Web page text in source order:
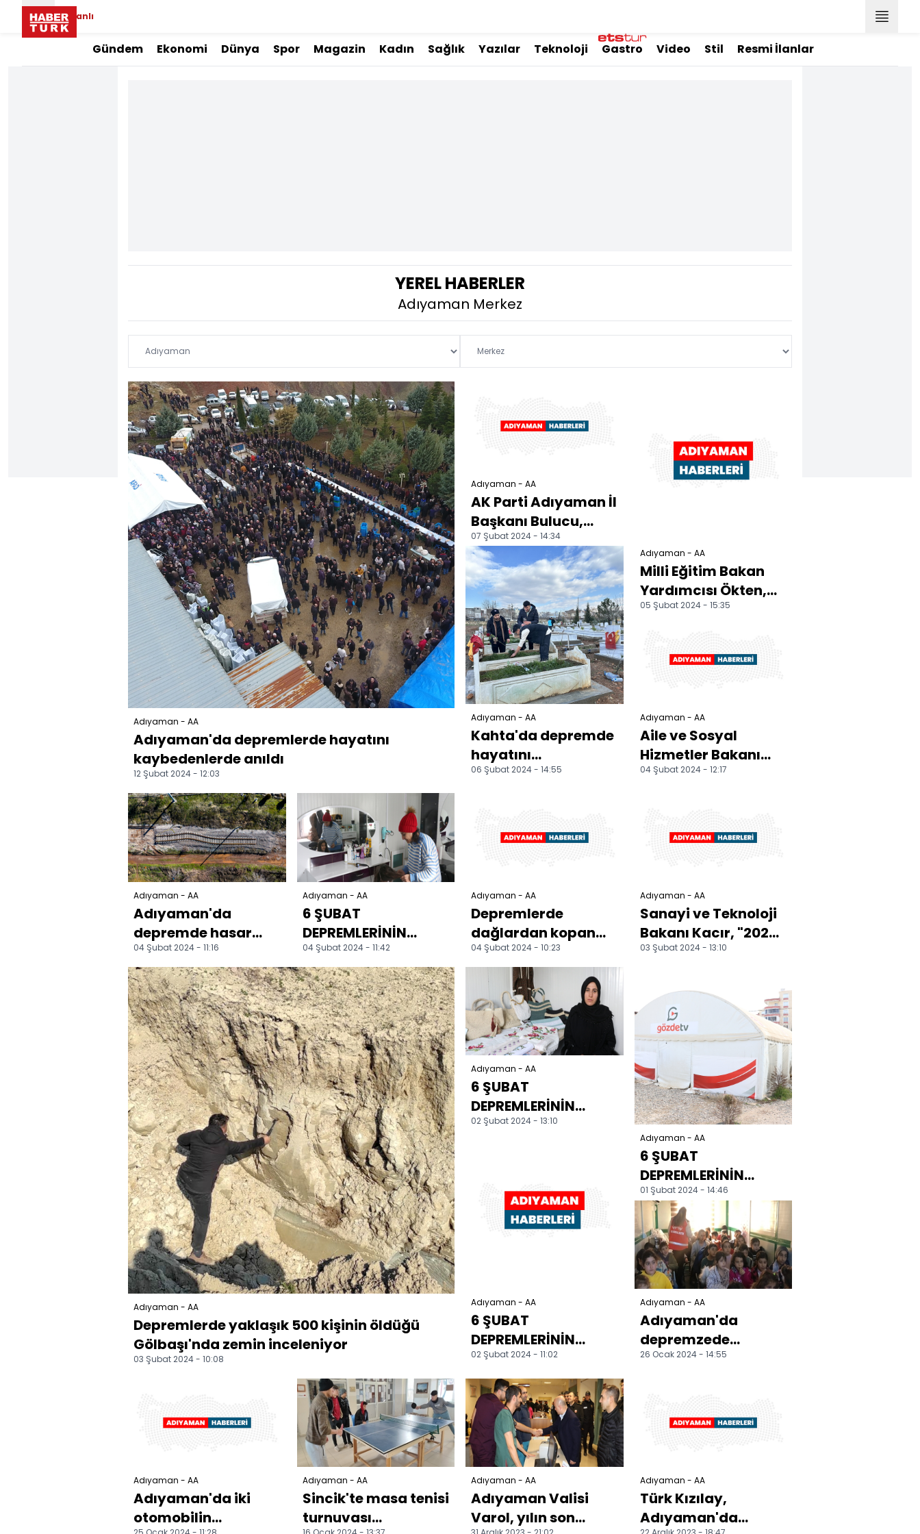
Canlı
Gündem Ekonomi Dünya Spor Magazin Kadın Sağlık Yazılar Teknoloji Gastro Video Stil Resmi İlanlar
YEREL HABERLER
Adıyaman Merkez
Adıyaman - AA
Adıyaman'da depremlerde hayatını
kaybedenlerde anıldı
12 Şubat 2024 - 12:03
Adıyaman - AA
AK Parti Adıyaman İl
Başkanı Bulucu,
vatandaşları
mitinge davet etti
07 Şubat 2024 - 14:34
Adıyaman - AA
Kahta'da depremde
hayatını
kaybedenler için
06 Şubat 2024 - 14:55
Adıyaman - AA
Milli Eğitim Bakan
Yardımcısı Ökten,
Adıyaman'da
05 Şubat 2024 - 15:35
Adıyaman - AA
Aile ve Sosyal
Hizmetler Bakanı
Göktaş,
04 Şubat 2024 - 12:17
Adıyaman - AA
Adıyaman'da
depremde hasar
gören demir
yolunda çalışmalar
sürüyor
04 Şubat 2024 - 11:16
Adıyaman - AA
6 ŞUBAT
DEPREMLERİNİN
BİRİNCİ YILI -
Depremde iki
evladını kaybeden
kuaför...
04 Şubat 2024 - 11:42
Adıyaman - AA
Depremlerde
dağlardan kopan
devasa kayalar
çalışmalar sonucu
kaldırıldı
04 Şubat 2024 - 10:23
Adıyaman - AA
Sanayi ve Teknoloji
Bakanı Kacır, "2024
Yılı Adıyaman
Töreni...
03 Şubat 2024 - 13:10
Adıyaman - AA
Depremlerde yaklaşık 500 kişinin öldüğü
Gölbaşı'nda zemin inceleniyor
03 Şubat 2024 - 10:08
Adıyaman - AA
6 ŞUBAT
DEPREMLERİNİN
BİRİNCİ YILI -
02 Şubat 2024 - 13:10
Adıyaman - AA
6 ŞUBAT
DEPREMLERİNİN
BİRİNCİ YIL -
Adıyaman esnafı
tersine göçten
memnun
02 Şubat 2024 - 11:02
Adıyaman - AA
6 ŞUBAT
DEPREMLERİNİN
BİRİNCİ YILI - Gözde
TV, yayınlarını 360
gündür çadır...
01 Şubat 2024 - 14:46
Adıyaman - AA
Adıyaman'da
depremzede
çocuklara sinema
26 Ocak 2024 - 14:55
Adıyaman - AA
Adıyaman'da iki
otomobilin
Adıyaman - AA
Sincik'te masa tenisi
turnuvası
Adıyaman - AA
Adıyaman Valisi
Varol, yılın son
Adıyaman - AA
Türk Kızılay,
Adıyaman'da